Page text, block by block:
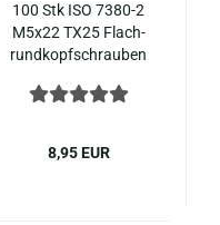
100 Stk ISO 7380-​2
M5x22 TX25 Flach­
rund­kopf­schrau­ben
Flansch, Voll­ge­win­de,
8,95 EUR